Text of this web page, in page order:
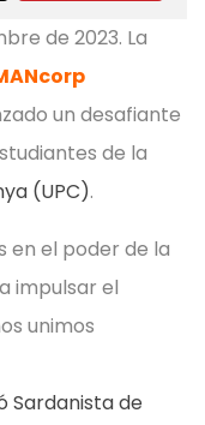
de 2023. La
un desafiante
de la
(UPC).
en el poder de la
impulsar el
unimos
Sardanista de